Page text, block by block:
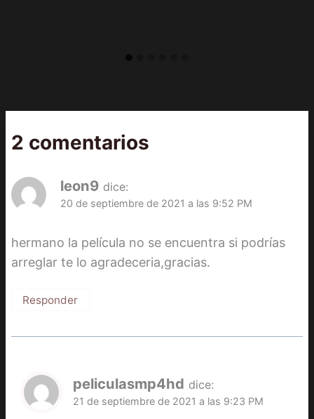
2 comentarios
leon9 dice:
20 de septiembre de 2021 a las 9:52 PM
hermano la película no se encuentra si podrías
arreglar te lo agradeceria,gracias.
Responder
peliculasmp4hd dice:
21 de septiembre de 2021 a las 9:23 PM